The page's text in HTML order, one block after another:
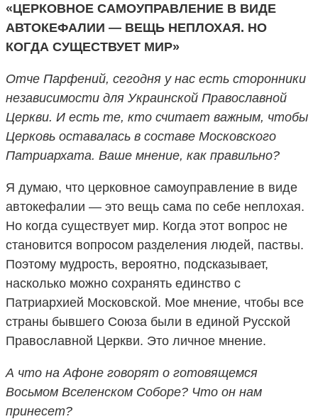
«ЦЕРКОВНОЕ САМОУПРАВЛЕНИЕ В ВИДЕ
АВТОКЕФАЛИИ — ВЕЩЬ НЕПЛОХАЯ. НО
КОГДА СУЩЕСТВУЕТ МИР»
Отче Парфений, сегодня у нас есть сторонники
независимости для Украинской Православной
Церкви. И есть те, кто считает важным, чтобы
Церковь оставалась в cоставе Московского
Патриархата. Ваше мнение, как правильно?
Я думаю, что церковное самоуправление в виде
автокефалии — это вещь сама по себе неплохая.
Но когда существует мир. Когда этот вопрос не
становится вопросом разделения людей, паствы.
Поэтому мудрость, вероятно, подсказывает,
насколько можно сохранять единство с
Патриархией Московской. Мое мнение, чтобы все
страны бывшего Союза были в единой Русской
Православной Церкви. Это личное мнение.
А что на Афоне говорят о готовящемся
Восьмом Вселенском Соборе? Что он нам
принесет?